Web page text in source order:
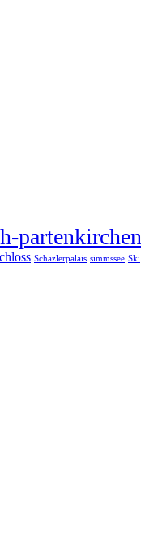
partenkirchen
Schäzlerpalais simmssee Ski